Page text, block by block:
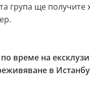
група ще получите
време на
в